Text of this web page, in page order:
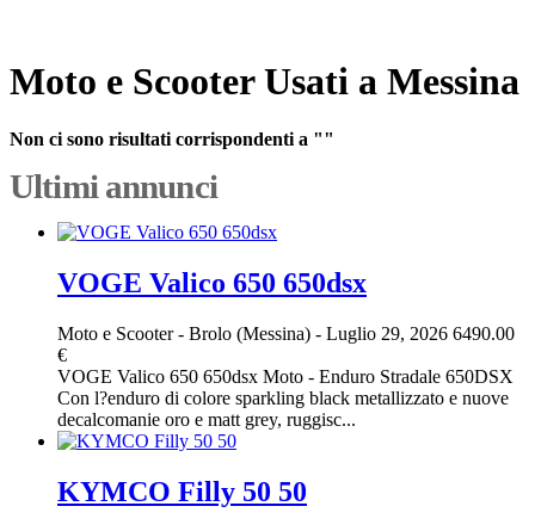
Moto e Scooter Usati a Messina
Non ci sono risultati corrispondenti a ""
Ultimi annunci
VOGE Valico 650 650dsx
Moto e Scooter- Brolo (Messina) - Luglio 29, 2026 6490.00
€
VOGE Valico 650 650dsx Moto - Enduro Stradale 650DSX
Con l?enduro di colore sparkling black metallizzato e nuove
decalcomanie oro e matt grey, ruggisc...
KYMCO Filly 50 50